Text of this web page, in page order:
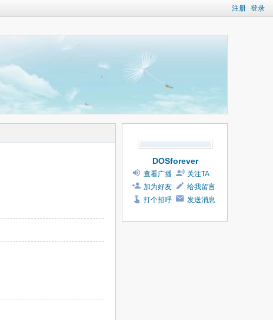
注册 登录
DOSforever
查看广播
关注TA
加为好友
给我留言
打个招呼
发送消息